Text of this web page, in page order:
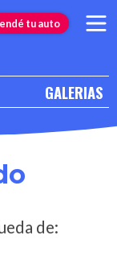
tu auto
GALERIAS
de: